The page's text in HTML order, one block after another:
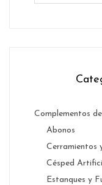
Complementos
Abonos
Cerramientos
Césped
Estanques y